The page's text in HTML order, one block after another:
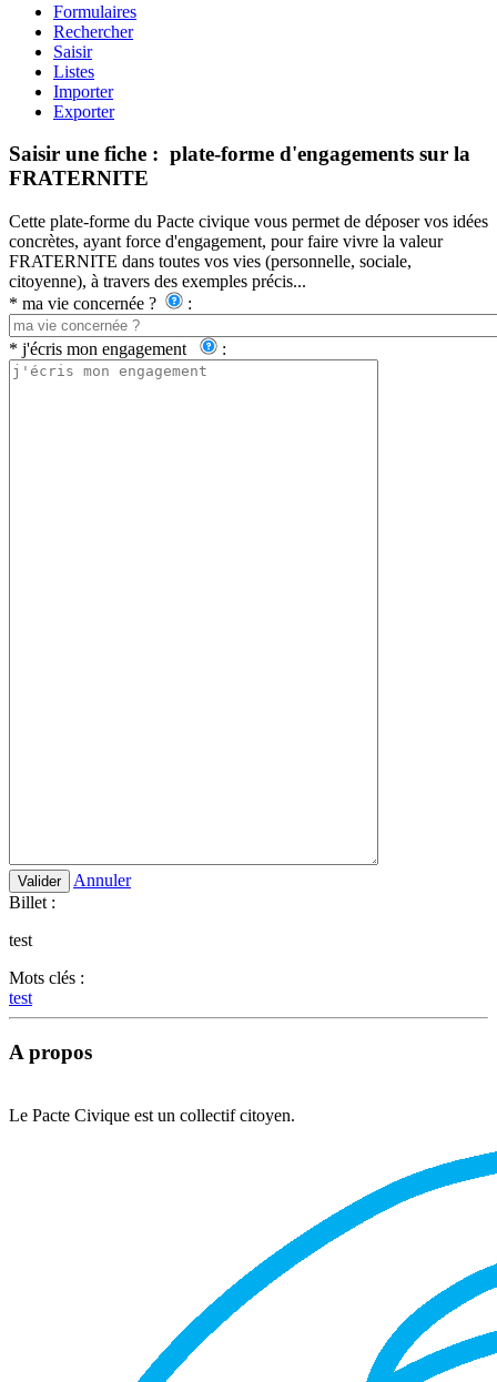
Formulaires
Rechercher
Saisir
Listes
Importer
Exporter
Saisir une fiche : plate-forme d'engagements sur la
FRATERNITE
Cette plate-forme du Pacte civique vous permet de déposer vos idées
concrètes, ayant force d'engagement, pour faire vivre la valeur
FRATERNITE dans toutes vos vies (personnelle, sociale,
citoyenne), à travers des exemples précis...
* ma vie concernée ? :
* j'écris mon engagement :
Valider
Annuler
Billet :
test
Mots clés :
test
A propos
Le Pacte Civique est un collectif citoyen.